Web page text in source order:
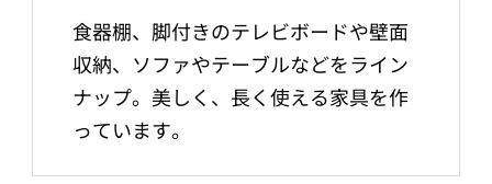
食器棚、脚付きのテレビボードや壁面
収納、ソファやテーブルなどをライン
ナップ。美しく、長く使える家具を作
っています。